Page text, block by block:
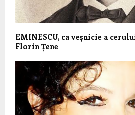
EMINESCU, ca veșnicie a
Florin Țene